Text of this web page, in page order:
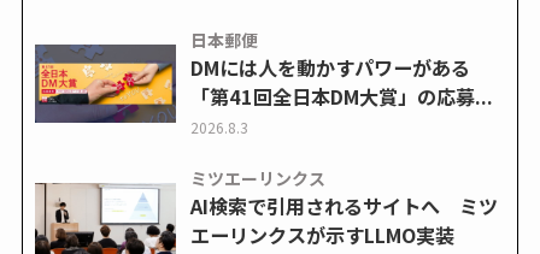
日本郵便
DMには人を動かすパワーがある
「第41回全日本DM大賞」の応募...
2026.8.3
ミツエーリンクス
AI検索で引用されるサイトへ ミツ
エーリンクスが示すLLMO実装